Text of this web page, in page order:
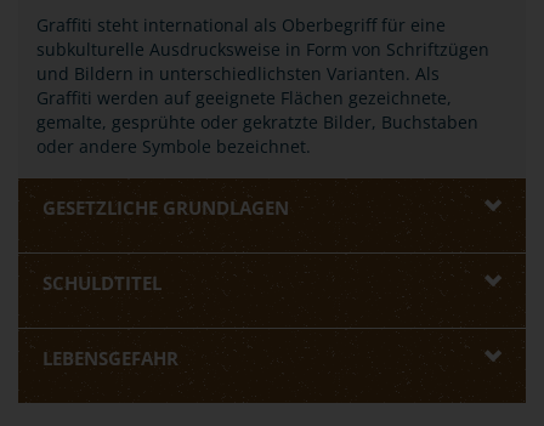
Graffiti steht international als Oberbegriff für eine
subkulturelle Ausdrucksweise in Form von Schriftzügen
und Bildern in unterschiedlichsten Varianten. Als
Graffiti werden auf geeignete Flächen gezeichnete,
gemalte, gesprühte oder gekratzte Bilder, Buchstaben
oder andere Symbole bezeichnet.
GESETZLICHE GRUNDLAGEN
SCHULDTITEL
LEBENSGEFAHR